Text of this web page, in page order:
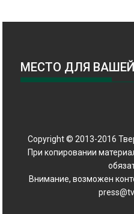
МЕСТО ДЛЯ
Copyright © 2013-2016
При копировании
Внимание, возможен